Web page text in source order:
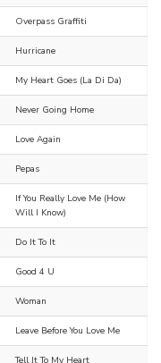
Overpass Graffiti
Hurricane
My Heart Goes (La Di Da)
Never Going Home
Love Again
Pepas
If You Really Love Me (How
Will I Know)
Do It To It
Good 4 U
Woman
Leave Before You Love Me